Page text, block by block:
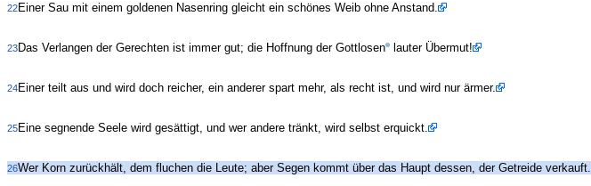
22Einer Sau mit einem goldenen Nasenring gleicht ein schönes Weib ohne Anstand.
23Das Verlangen der Gerechten ist immer gut; die Hoffnung der Gottlosen lauter Übermut!
24Einer teilt aus und wird doch reicher, ein anderer spart mehr, als recht ist, und wird nur ärmer.
25Eine segnende Seele wird gesättigt, und wer andere tränkt, wird selbst erquickt.
26Wer Korn zurückhält, dem fluchen die Leute; aber Segen kommt über das Haupt dessen, der Getreide verkauft.